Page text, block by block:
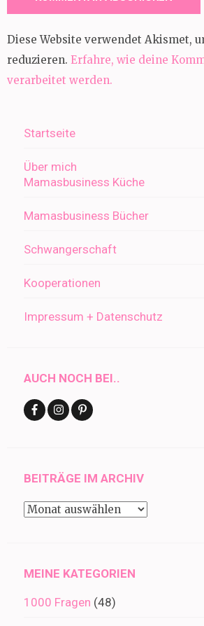
Diese Website verwendet Akismet,
reduzieren. Erfahre, wie deine
verarbeitet werden.
Startseite
Über mich
Mamasbusiness Küche
Mamasbusiness Bücher
Schwangerschaft
Kooperationen
Impressum + Datenschutz
AUCH NOCH BEI..
BEITRÄGE IM ARCHIV
Beiträge
MEINE KATEGORIEN
1000 Fragen (48)